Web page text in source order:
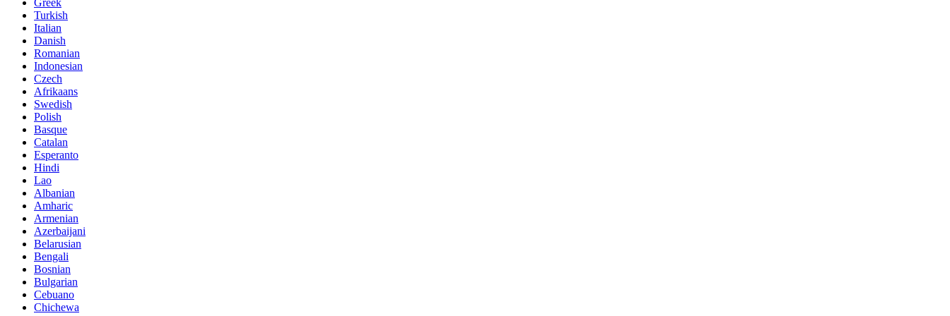
Greek
Turkish
Italian
Danish
Romanian
Indonesian
Czech
Afrikaans
Swedish
Polish
Basque
Catalan
Esperanto
Hindi
Lao
Albanian
Amharic
Armenian
Azerbaijani
Belarusian
Bengali
Bosnian
Bulgarian
Cebuano
Chichewa